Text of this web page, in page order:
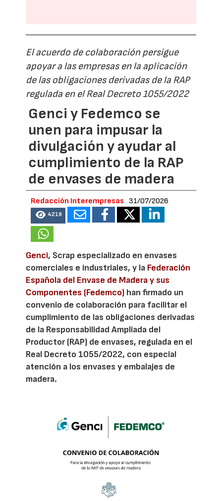
El acuerdo de colaboración persigue
apoyar a las empresas en la aplicación
de las obligaciones derivadas de la RAP
regulada en el Real Decreto 1055/2022
Genci y Fedemco se
unen para impusar la
divulgación y ayudar al
cumplimiento de la RAP
de envases de madera
Redacción Interempresas 31/07/2026
4219
Genci, Scrap especializado en envases
comerciales e industriales, y la Federación
Española del Envase de Madera y sus
Componentes (Fedemco) han firmado un
convenio de colaboración para facilitar el
cumplimiento de las obligaciones derivadas
de la Responsabilidad Ampliada del
Productor (RAP) de envases, regulada en el
Real Decreto 1055/2022, con especial
atención a los envases y embalajes de
madera.